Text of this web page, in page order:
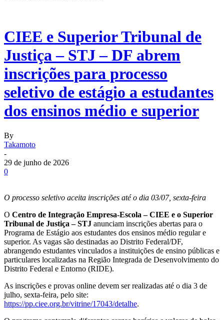
CIEE e Superior Tribunal de
Justiça – STJ – DF abrem
inscrições para processo
seletivo de estágio a estudantes
dos ensinos médio e superior
By
Takamoto
-
29 de junho de 2026
0
O processo seletivo aceita inscrições até o dia 03/07, sexta-feira
O Centro de Integração Empresa-Escola – CIEE e o Superior
Tribunal de Justiça – STJ anunciam inscrições abertas para o
Programa de Estágio aos estudantes dos ensinos médio regular e
superior. As vagas são destinadas ao Distrito Federal/DF,
abrangendo estudantes vinculados a instituições de ensino públicas e
particulares localizadas na Região Integrada de Desenvolvimento do
Distrito Federal e Entorno (RIDE).
As inscrições e provas online devem ser realizadas até o dia 3 de
julho, sexta-feira, pelo site:
https://pp.ciee.org.br/vitrine/17043/detalhe.